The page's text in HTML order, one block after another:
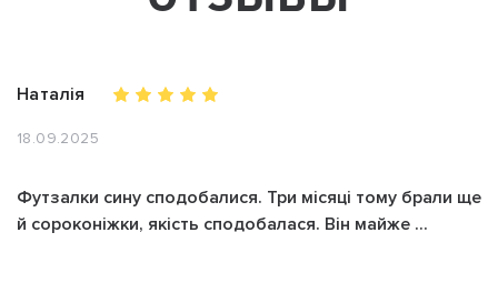
Наталія
18.09.2025
Футзалки сину сподобалися. Три місяці тому брали ще
й сороконіжки, якість сподобалася. Він майже ...